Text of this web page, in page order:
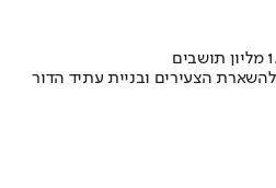
הצעירים ובניית עתיד הדור